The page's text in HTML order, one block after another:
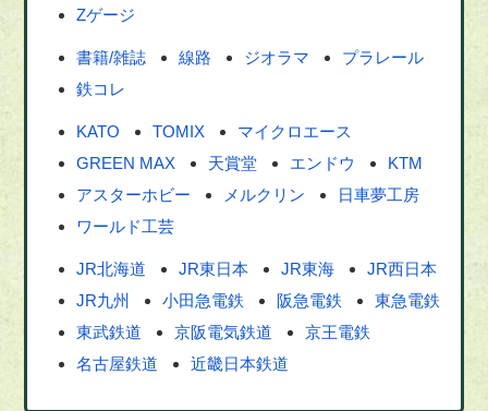
Zゲージ
書籍/雑誌 線路 ジオラマ
プラレール
鉄コレ
KATO TOMIX
マイクロエース
GREEN MAX
天賞堂 エンドウ
KTM
アスターホビー
メルクリン
日車夢工房
ワールド工芸
JR北海道 JR東日本 JR東海
JR西日本
JR九州
小田急電鉄 阪急電鉄
東急電鉄
東武鉄道
京阪電気鉄道
京王電鉄
名古屋鉄道
近畿日本鉄道